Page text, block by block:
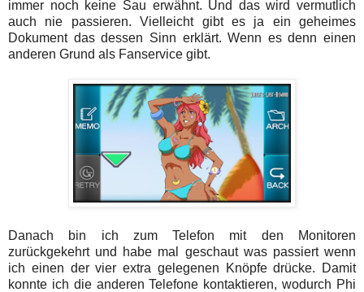
immer noch keine Sau erwähnt. Und das wird vermutlich
auch nie passieren. Vielleicht gibt es ja ein geheimes
Dokument das dessen Sinn erklärt. Wenn es denn einen
anderen Grund als Fanservice gibt.
Danach bin ich zum Telefon mit den Monitoren
zurückgekehrt und habe mal geschaut was passiert wenn
ich einen der vier extra gelegenen Knöpfe drücke. Damit
konnte ich die anderen Telefone kontaktieren, wodurch Phi